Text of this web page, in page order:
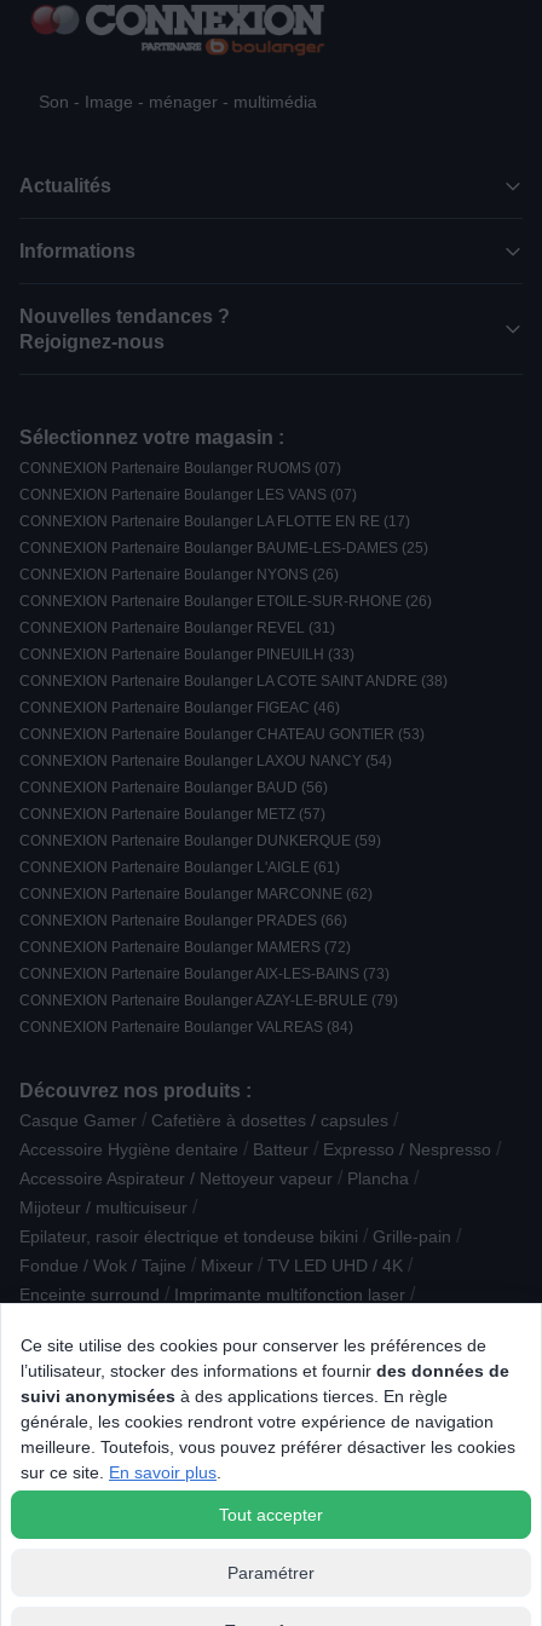
Ce site utilise des cookies pour conserver les préférences de
l’utilisateur, stocker des informations et fournir des données de
suivi anonymisées à des applications tierces. En règle
générale, les cookies rendront votre expérience de navigation
meilleure. Toutefois, vous pouvez préférer désactiver les cookies
sur ce site. En savoir plus
Tout accepter
Paramétrer
Son - Image - ménager - multimédia
Actualités
Informations
Nouvelles tendances ?
Rejoignez-nous
Sélectionnez votre magasin :
CONNEXION Partenaire Boulanger RUOMS (07)
CONNEXION Partenaire Boulanger LES VANS (07)
CONNEXION Partenaire Boulanger LA FLOTTE EN RE (17)
CONNEXION Partenaire Boulanger BAUME-LES-DAMES (25)
CONNEXION Partenaire Boulanger NYONS (26)
CONNEXION Partenaire Boulanger ETOILE-SUR-RHONE (26)
CONNEXION Partenaire Boulanger REVEL (31)
CONNEXION Partenaire Boulanger PINEUILH (33)
CONNEXION Partenaire Boulanger LA COTE SAINT ANDRE (38)
CONNEXION Partenaire Boulanger FIGEAC (46)
CONNEXION Partenaire Boulanger CHATEAU GONTIER (53)
CONNEXION Partenaire Boulanger LAXOU NANCY (54)
CONNEXION Partenaire Boulanger BAUD (56)
CONNEXION Partenaire Boulanger METZ (57)
CONNEXION Partenaire Boulanger DUNKERQUE (59)
CONNEXION Partenaire Boulanger L'AIGLE (61)
CONNEXION Partenaire Boulanger MARCONNE (62)
CONNEXION Partenaire Boulanger PRADES (66)
CONNEXION Partenaire Boulanger MAMERS (72)
CONNEXION Partenaire Boulanger AIX-LES-BAINS (73)
CONNEXION Partenaire Boulanger AZAY-LE-BRULE (79)
CONNEXION Partenaire Boulanger VALREAS (84)
Découvrez nos produits :
Casque Gamer / Cafetière à dosettes / capsules /
Accessoire Hygiène dentaire / Batteur / Expresso / Nespresso /
Accessoire Aspirateur / Nettoyeur vapeur / Plancha /
Mijoteur / multicuiseur /
Epilateur, rasoir électrique et tondeuse bikini / Grille-pain /
Fondue / Wok / Tajine / Mixeur / TV LED UHD / 4K /
Enceinte surround / Imprimante multifonction laser /
Conservation sous vide / Stérilisation /
Cuisinière vitrocéramique/électrique /
PC et tablette reconditionnés /
Micro-ondes monofonction Réfrigérateur multi-portes
Tablette Android / Sèche-linge à Condensation
/ Barbecue à gaz